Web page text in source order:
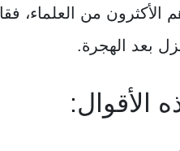
الأكثرون من العلماء،
بعد الهجرة.
الأقوال: